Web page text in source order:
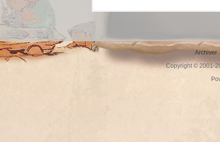
Archiver
Copyright © 2001-